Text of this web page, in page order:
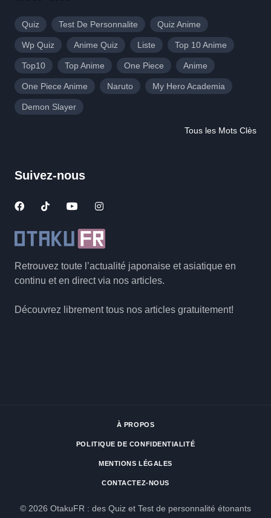
Retrouvez toute l’actualité japonaise et asiatique en
continu et en direct via nos articles.
Découvrez librement tous nos articles gratuitement!
Quiz Test De Personnalite Quiz Anime
Wp Quiz Anime Quiz Liste Top 10 Anime
Top10 Top Anime One Piece Anime
One Piece Anime Naruto My Hero Academia
Demon Slayer
Tous les Mots Clès
Suivez-nous
À PROPOS
POLITIQUE DE CONFIDENTIALITÉ
MENTIONS LÉGALES
CONTACTEZ-NOUS
© 2026 OtakuFR : des Quiz et Test de personnalité étonants